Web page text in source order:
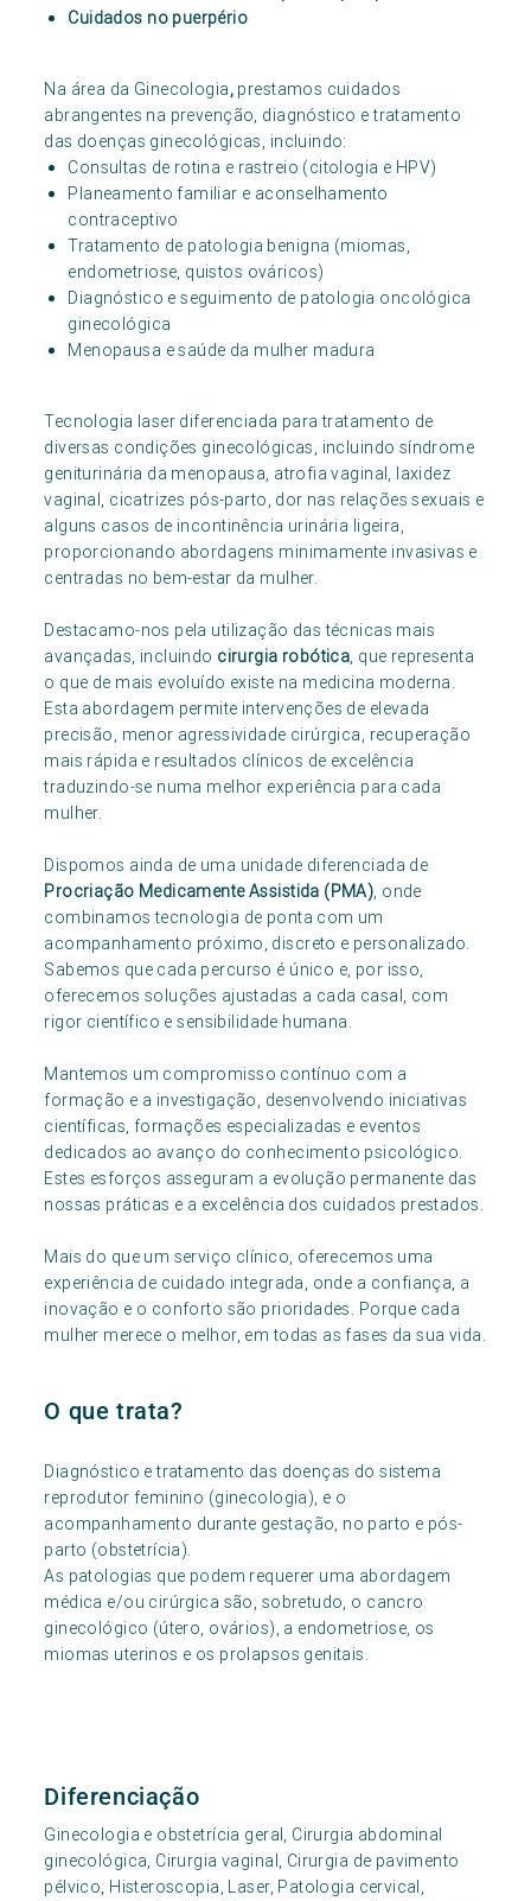
Cuidados no puerpério
Na área da Ginecologia, prestamos cuidados
abrangentes na prevenção, diagnóstico e tratamento
das doenças ginecológicas, incluindo:
Consultas de rotina e rastreio (citologia e HPV)
Planeamento familiar e aconselhamento
contraceptivo
Tratamento de patologia benigna (miomas,
endometriose, quistos ováricos)
Diagnóstico e seguimento de patologia oncológica
ginecológica
Menopausa e saúde da mulher madura
Tecnologia laser diferenciada para tratamento de
diversas condições ginecológicas, incluindo síndrome
geniturinária da menopausa, atrofia vaginal, laxidez
vaginal, cicatrizes pós-parto, dor nas relações sexuais e
alguns casos de incontinência urinária ligeira,
proporcionando abordagens minimamente invasivas e
centradas no bem-estar da mulher.
Destacamo-nos pela utilização das técnicas mais
avançadas, incluindo cirurgia robótica, que representa
o que de mais evoluído existe na medicina moderna.
Esta abordagem permite intervenções de elevada
precisão, menor agressividade cirúrgica, recuperação
mais rápida e resultados clínicos de excelência
traduzindo-se numa melhor experiência para cada
mulher.
Dispomos ainda de uma unidade diferenciada de
Procriação Medicamente Assistida (PMA), onde
combinamos tecnologia de ponta com um
acompanhamento próximo, discreto e personalizado.
Sabemos que cada percurso é único e, por isso,
oferecemos soluções ajustadas a cada casal, com
rigor científico e sensibilidade humana.
Mantemos um compromisso contínuo com a
formação e a investigação, desenvolvendo iniciativas
científicas, formações especializadas e eventos
dedicados ao avanço do conhecimento psicológico.
Estes esforços asseguram a evolução permanente das
nossas práticas e a excelência dos cuidados prestados.
Mais do que um serviço clínico, oferecemos uma
experiência de cuidado integrada, onde a confiança, a
inovação e o conforto são prioridades. Porque cada
mulher merece o melhor, em todas as fases da sua vida.
O que trata?
Diagnóstico e tratamento das doenças do sistema
reprodutor feminino (ginecologia), e o
acompanhamento durante gestação, no parto e pós-
parto (obstetrícia).
As patologias que podem requerer uma abordagem
médica e/ou cirúrgica são, sobretudo, o cancro
ginecológico (útero, ovários), a endometriose, os
miomas uterinos e os prolapsos genitais.
Diferenciação
Ginecologia e obstetrícia geral, Cirurgia abdominal
ginecológica, Cirurgia vaginal, Cirurgia de pavimento
pélvico, Histeroscopia, Laser, Patologia cervical,